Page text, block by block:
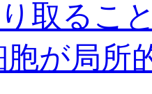
取るこ
が局所